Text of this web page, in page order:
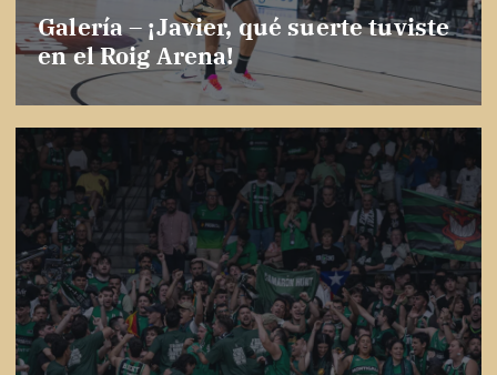
Galería – ¡Javier, qué suerte tuviste
en el Roig Arena!